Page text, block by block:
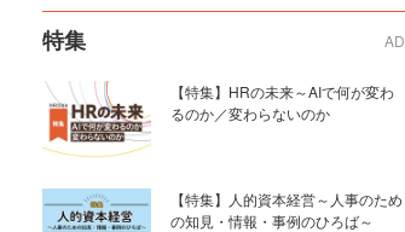
特集 AD
【特集】HRの未来～AIで何が変わ
るのか／変わらないのか
【特集】人的資本経営～人事のため
の知見・情報・事例のひろば～